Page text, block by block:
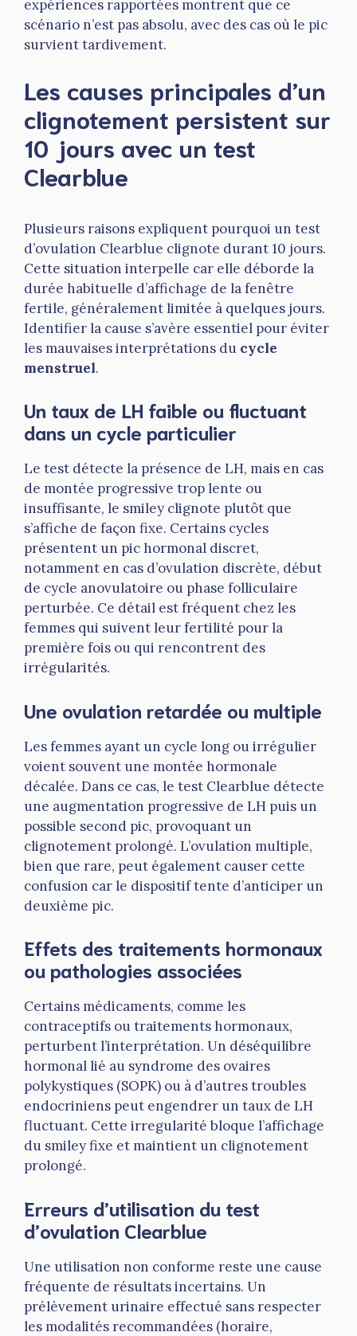
expériences rapportées montrent que ce
scénario n’est pas absolu, avec des cas où le pic
survient tardivement.
Les causes principales d’un
clignotement persistent sur
10 jours avec un test
Clearblue
Plusieurs raisons expliquent pourquoi un test
d’ovulation Clearblue clignote durant 10 jours.
Cette situation interpelle car elle déborde la
durée habituelle d’affichage de la fenêtre
fertile, généralement limitée à quelques jours.
Identifier la cause s’avère essentiel pour éviter
les mauvaises interprétations du cycle
menstruel.
Un taux de LH faible ou fluctuant
dans un cycle particulier
Le test détecte la présence de LH, mais en cas
de montée progressive trop lente ou
insuffisante, le smiley clignote plutôt que
s’affiche de façon fixe. Certains cycles
présentent un pic hormonal discret,
notamment en cas d’ovulation discrète, début
de cycle anovulatoire ou phase folliculaire
perturbée. Ce détail est fréquent chez les
femmes qui suivent leur fertilité pour la
première fois ou qui rencontrent des
irrégularités.
Une ovulation retardée ou multiple
Les femmes ayant un cycle long ou irrégulier
voient souvent une montée hormonale
décalée. Dans ce cas, le test Clearblue détecte
une augmentation progressive de LH puis un
possible second pic, provoquant un
clignotement prolongé. L’ovulation multiple,
bien que rare, peut également causer cette
confusion car le dispositif tente d’anticiper un
deuxième pic.
Effets des traitements hormonaux
ou pathologies associées
Certains médicaments, comme les
contraceptifs ou traitements hormonaux,
perturbent l’interprétation. Un déséquilibre
hormonal lié au syndrome des ovaires
polykystiques (SOPK) ou à d’autres troubles
endocriniens peut engendrer un taux de LH
fluctuant. Cette irregularité bloque l’affichage
du smiley fixe et maintient un clignotement
prolongé.
Erreurs d’utilisation du test
d’ovulation Clearblue
Une utilisation non conforme reste une cause
fréquente de résultats incertains. Un
prélèvement urinaire effectué sans respecter
les modalités recommandées (horaire,